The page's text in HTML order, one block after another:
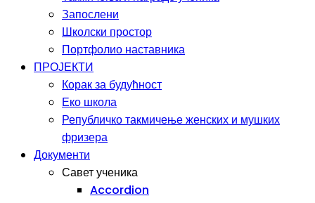
Запослени
Школски простор
Портфолио наставника
ПРОЈЕКТИ
Корак за будућност
Еко школа
Републичко такмичење женских и мушких
фризера
Документи
Савет ученика
Accordion